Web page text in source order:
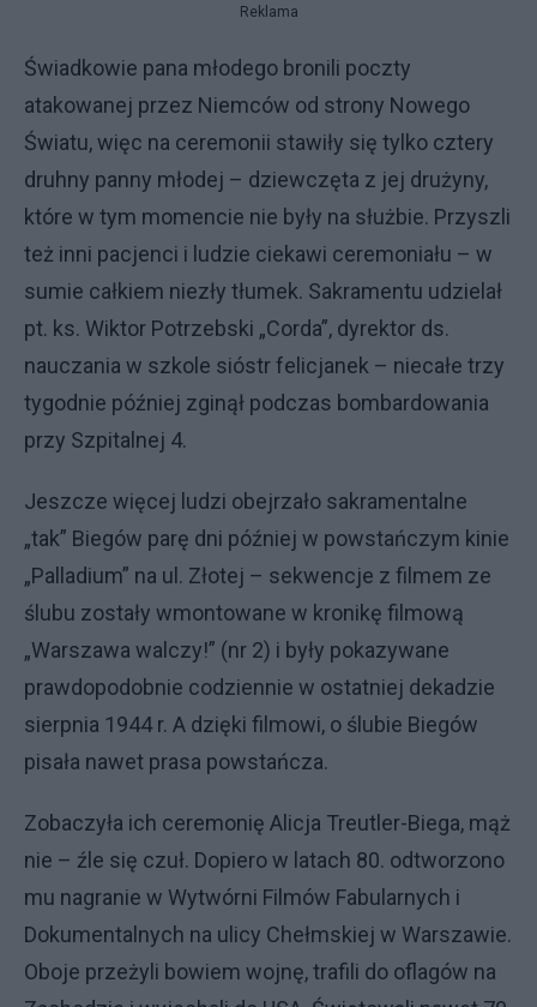
Reklama
Świadkowie pana młodego bronili poczty
atakowanej przez Niemców od strony Nowego
Światu, więc na ceremonii stawiły się tylko cztery
druhny panny młodej – dziewczęta z jej drużyny,
które w tym momencie nie były na służbie. Przyszli
też inni pacjenci i ludzie ciekawi ceremoniału – w
sumie całkiem niezły tłumek. Sakramentu udzielał
pt. ks. Wiktor Potrzebski „Corda”, dyrektor ds.
nauczania w szkole sióstr felicjanek – niecałe trzy
tygodnie później zginął podczas bombardowania
przy Szpitalnej 4.
Jeszcze więcej ludzi obejrzało sakramentalne
„tak” Biegów parę dni później w powstańczym kinie
„Palladium” na ul. Złotej – sekwencje z filmem ze
ślubu zostały wmontowane w kronikę filmową
„Warszawa walczy!” (nr 2) i były pokazywane
prawdopodobnie codziennie w ostatniej dekadzie
sierpnia 1944 r. A dzięki filmowi, o ślubie Biegów
pisała nawet prasa powstańcza.
Zobaczyła ich ceremonię Alicja Treutler-Biega, mąż
nie – źle się czuł. Dopiero w latach 80. odtworzono
mu nagranie w Wytwórni Filmów Fabularnych i
Dokumentalnych na ulicy Chełmskiej w Warszawie.
Oboje przeżyli bowiem wojnę, trafili do oflagów na